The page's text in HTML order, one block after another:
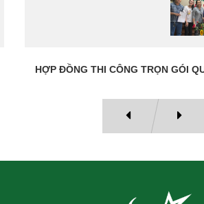
HỢP ĐỒNG THI CÔNG TRỌN GÓI QUẬN 6